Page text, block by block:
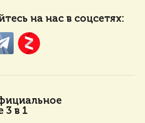
на нас в соцсетях:
3 в 1